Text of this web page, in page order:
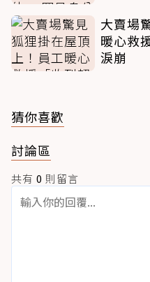
大賣場
暖心救
淚崩
猜你喜歡
討論區
共有 0 則留言